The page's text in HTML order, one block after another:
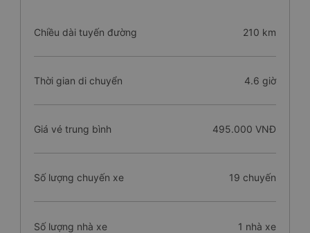
Chiều dài tuyến đường 210 km
Thời gian di chuyển 4.6 giờ
Giá vé trung bình 495.000 VNĐ
Số lượng chuyến xe 19 chuyến
Số lượng nhà xe 1 nhà xe